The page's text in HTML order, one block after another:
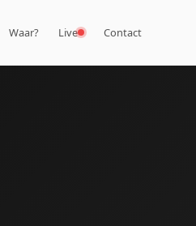
Waar? Live Contact